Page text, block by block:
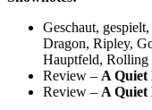
Geschaut,
Dragon, Ripley,
Hauptfeld, Rolling
Review – A Quiet
Review – A Quiet